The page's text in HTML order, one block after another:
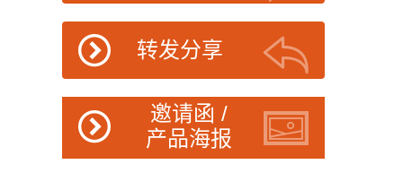
转发分享
邀请函 /
产品海报